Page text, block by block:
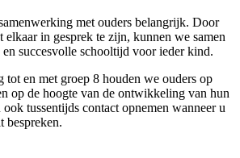
met ouders belangrijk. Door
elkaar in gesprek te zijn, kunnen we samen
succesvolle schooltijd voor ieder kind.
tot en met groep 8 houden we ouders op
op de hoogte van de ontwikkeling van hun
tussentijds contact opnemen wanneer u
bespreken.